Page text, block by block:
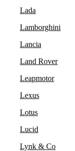
Lada
Lamborghini
Lancia
Land Rover
Leapmotor
Lexus
Lotus
Lucid
Lynk & Co